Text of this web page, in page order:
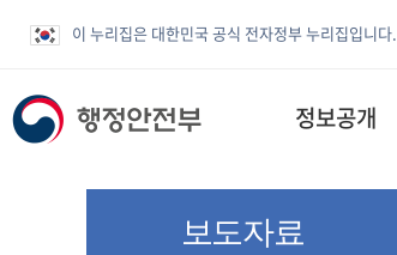
이 누리집은 대한민국 공식 전자정부 누리집입니다.
정보공개
보도자료